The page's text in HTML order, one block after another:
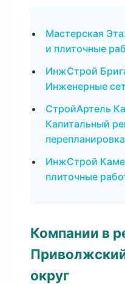
Мастерская
и плиточные
ИнжСтрой
Инженерные
СтройАртель
Капитальный
перепланировка
ИнжСтрой
плиточные
Компании в
округ